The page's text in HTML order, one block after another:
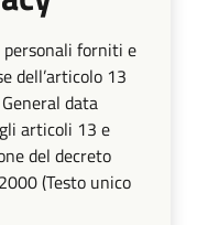
forniti e
dell’articolo 13
data
articoli 13 e
del decreto
(Testo unico